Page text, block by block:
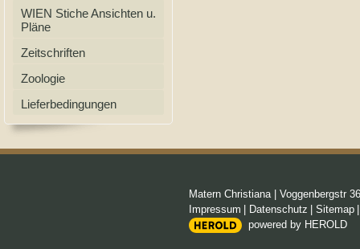
WIEN Stiche Ansichten u.
Pläne
Zeitschriften
Zoologie
Lieferbedingungen
Matern Christiana| Voggenbergstr 36
Impressum
Datenschutz Sitemap
powered by HEROLD